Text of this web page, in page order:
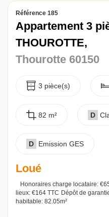
Référence 185
Appartement 3
THOUROTTE,
Thourotte 60150
3 pièce(s)
82 m² D
D Emission GES
Loué
Honoraires charge locataire:
lieux: €164 TTC Dépôt de
habitable: 82.05m²